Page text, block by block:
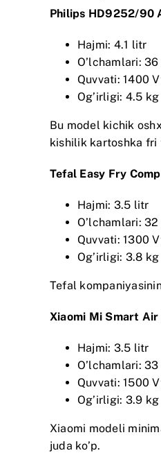
Philips HD9252/90
Hajmi: 4.1 litr
O’lchamlari:
Quvvati: 1400
Og’irligi: 4.5 kg
Bu model kichik
kishilik kartoshka fri
Tefal Easy Fry
Hajmi: 3.5 litr
O’lchamlari:
Quvvati: 1300
Og’irligi: 3.8 kg
Tefal
Xiaomi Mi Smart
Hajmi: 3.5 litr
O’lchamlari:
Quvvati: 1500
Og’irligi: 3.9 kg
Xiaomi modeli
juda ko’p.